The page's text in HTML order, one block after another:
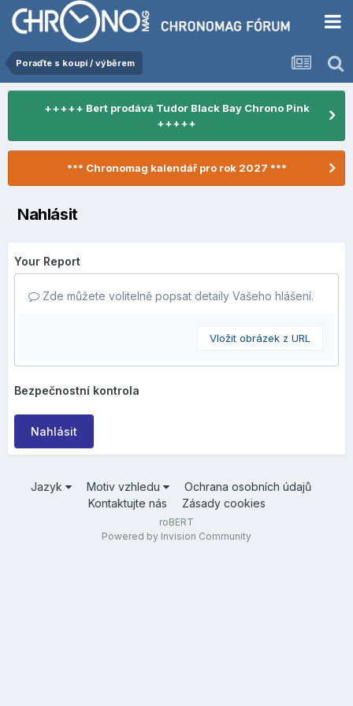
Poraďte s koupí / výběrem
+++++ Bert prodává Tudor Black Bay Chrono Pink
+++++
*** Chronomag kalendář pro rok 2027 ***
Nahlásit
Your Report
Zde můžete volitelně popsat detaily Vašeho hlášení.
Vložit obrázek z URL
Bezpečnostní kontrola
Nahlásit
Jazyk Motiv vzhledu
Ochrana osobních údajů
Kontaktujte nás
Zásady cookies
roBERT
Powered by Invision Community